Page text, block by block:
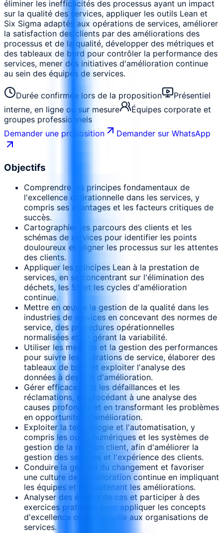
éliminer les inefficacités des processus ayant un impact
sur la qualité des services, appliquer les outils Lean et
Six Sigma adaptés aux opérations de services, améliorer
la satisfaction des clients par des améliorations des
processus et de la qualité, développer des métriques et
des tableaux de bord pour contrôler la performance des
services, mener des initiatives d'amélioration continue
au sein des équipes de services.
Durée confirmée lors de la proposition
Présentiel
interne, en ligne ou sur mesure
Équipes corporate et
groupes professionnels
Demander une proposition
Demander sur WhatsApp
Objectifs
Comprendre les principes fondamentaux de
l'excellence opérationnelle dans les services, y
compris ses avantages et les facteurs critiques de
succès.
Cartographier les parcours des clients et les
schémas de services pour identifier les points
douloureux et aligner les processus sur les attentes
des clients.
Appliquer les principes Lean à la prestation de
services, en se concentrant sur l'élimination des
déchets, les 5S et les cycles d'amélioration
continue.
Mettre en œuvre la gestion de la qualité dans les
industries de services en concevant des normes de
service, des procédures opérationnelles
normalisées et en gérant la variabilité.
Utiliser les mesures et la gestion des performances
pour suivre les opérations de service, élaborer des
tableaux de bord et exploiter l'analyse des
données à des fins d'amélioration.
Gérer efficacement les défaillances et les
réclamations, en procédant à une analyse des
causes profondes et en transformant les problèmes
en opportunités d'amélioration.
Exploiter la technologie et l'automatisation, y
compris les outils numériques et les systèmes de
gestion de la relation client, afin d'améliorer la
gestion des services et l'expérience des clients.
Conduire la gestion du changement et favoriser
une culture de l'amélioration continue en impliquant
les équipes et en soutenant les améliorations.
Analyser des études de cas et participer à des
exercices pratiques pour appliquer les concepts
d'excellence opérationnelle aux organisations de
services.